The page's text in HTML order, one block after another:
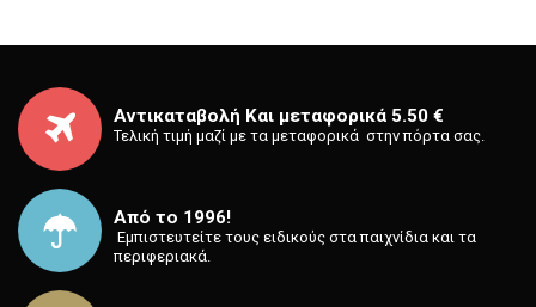
Αντικαταβολή Και μεταφορικά 5.50 €
Τελική τιμή μαζί με τα μεταφορικά στην πόρτα σας.
Από το 1996!
⁡ Εμπιστευτείτε τους ειδικούς στα παιχνίδια και τα
περιφεριακά.